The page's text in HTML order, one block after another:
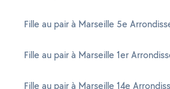
Fille au pair à Marseille 5e
Fille au pair à Marseille 1er
Fille au pair à Marseille 14e